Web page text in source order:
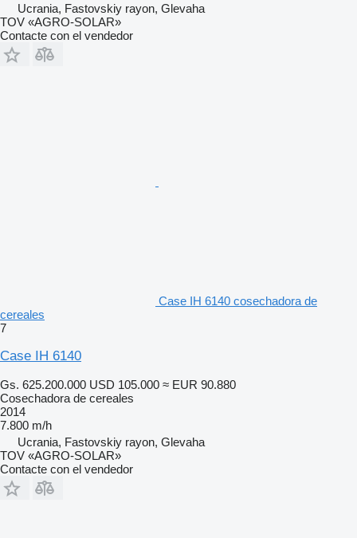
Ucrania, Fastovskiy rayon, Glevaha
TOV «AGRO-SOLAR»
Contacte con el vendedor
Case IH 6140 cosechadora de
cereales
7
Case IH 6140
Gs. 625.200.000 USD 105.000 ≈ EUR 90.880
Cosechadora de cereales
2014
7.800 m/h
Ucrania, Fastovskiy rayon, Glevaha
TOV «AGRO-SOLAR»
Contacte con el vendedor